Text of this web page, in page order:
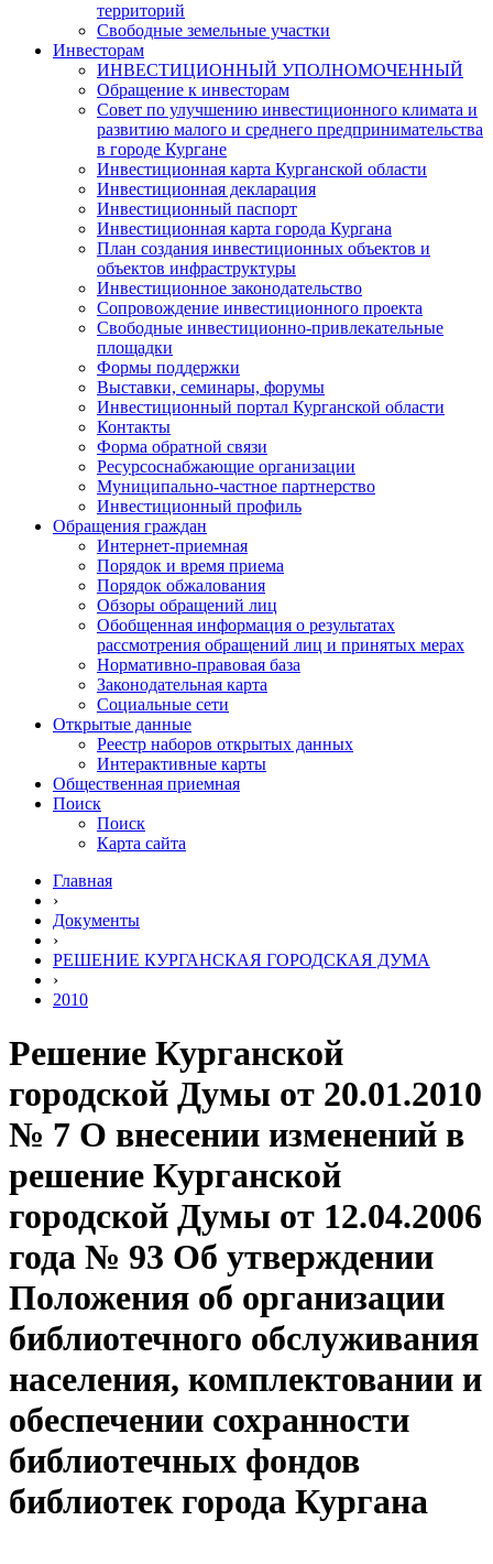
территорий
Свободные земельные участки
Инвесторам
ИНВЕСТИЦИОННЫЙ УПОЛНОМОЧЕННЫЙ
Обращение к инвесторам
Совет по улучшению инвестиционного климата и
развитию малого и среднего предпринимательства
в городе Кургане
Инвестиционная карта Курганской области
Инвестиционная декларация
Инвестиционный паспорт
Инвестиционная карта города Кургана
План создания инвестиционных объектов и
объектов инфраструктуры
Инвестиционное законодательство
Сопровождение инвестиционного проекта
Свободные инвестиционно-привлекательные
площадки
Формы поддержки
Выставки, семинары, форумы
Инвестиционный портал Курганской области
Контакты
Форма обратной связи
Ресурсоснабжающие организации
Муниципально-частное партнерство
Инвестиционный профиль
Обращения граждан
Интернет-приемная
Порядок и время приема
Порядок обжалования
Обзоры обращений лиц
Обобщенная информация о результатах
рассмотрения обращений лиц и принятых мерах
Нормативно-правовая база
Законодательная карта
Социальные сети
Открытые данные
Реестр наборов открытых данных
Интерактивные карты
Общественная приемная
Поиск
Поиск
Карта сайта
Главная
›
Документы
›
РЕШЕНИЕ КУРГАНСКАЯ ГОРОДСКАЯ ДУМА
›
2010
Решение Курганской
городской Думы от 20.01.2010
№ 7 О внесении изменений в
решение Курганской
городской Думы от 12.04.2006
года № 93 Об утверждении
Положения об организации
библиотечного обслуживания
населения, комплектовании и
обеспечении сохранности
библиотечных фондов
библиотек города Кургана